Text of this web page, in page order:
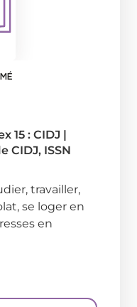
15 : CIDJ |
CIDJ, ISSN
travailler,
se loger en
en